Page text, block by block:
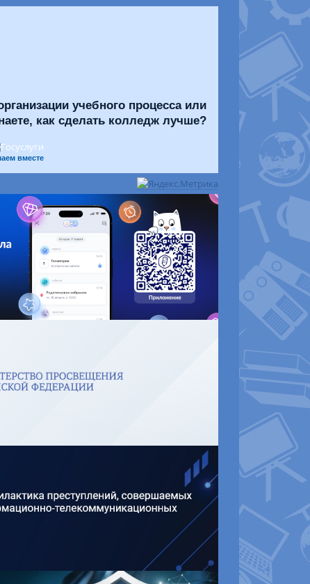
учебного процесса или
как сделать колледж лучше?
вместе